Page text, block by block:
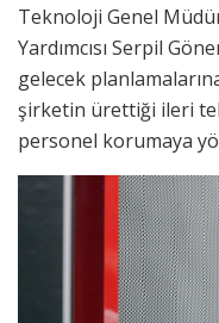
Teknoloji Genel
Yardımcısı Serpil
gelecek
şirketin ürettiği ileri
personel korumaya